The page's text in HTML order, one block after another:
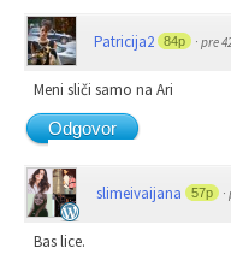
Patricija2 84p · pre
Meni sliči samo na Ari
Odgovor
slimeivaijana 57p ·
Bas lice.